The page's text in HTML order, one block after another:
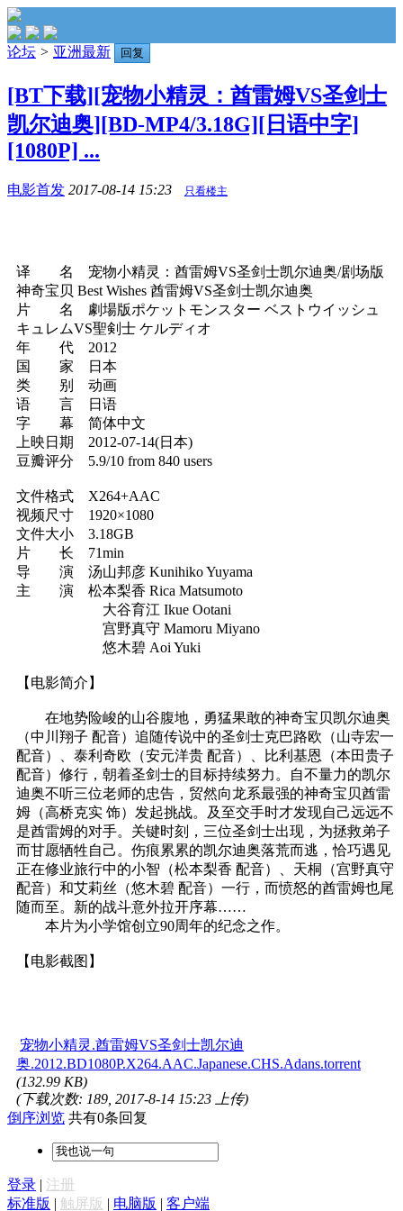
论坛 > 亚洲最新 回复
[BT下载][宠物小精灵：酋雷姆VS圣剑士
凯尔迪奥][BD-MP4/3.18G][日语中字]
[1080P] ...
电影首发 2017-08-14 15:23 只看楼主
译 名 宠物小精灵：酋雷姆VS圣剑士凯尔迪奥/剧场版
神奇宝贝 Best Wishes 酋雷姆VS圣剑士凯尔迪奥
片 名 劇場版ポケットモンスター ベストウイッシュ
キュレムVS聖剣士 ケルディオ
年 代 2012
国 家 日本
类 别 动画
语 言 日语
字 幕 简体中文
上映日期 2012-07-14(日本)
豆瓣评分 5.9/10 from 840 users
文件格式 X264+AAC
视频尺寸 1920×1080
文件大小 3.18GB
片 长 71min
导 演 汤山邦彦 Kunihiko Yuyama
主 演 松本梨香 Rica Matsumoto
大谷育江 Ikue Ootani
宫野真守 Mamoru Miyano
悠木碧 Aoi Yuki
【电影简介】
在地势险峻的山谷腹地，勇猛果敢的神奇宝贝凯尔迪奥
（中川翔子 配音）追随传说中的圣剑士克巴路欧（山寺宏一
配音）、泰利奇欧（安元洋贵 配音）、比利基恩（本田贵子
配音）修行，朝着圣剑士的目标持续努力。自不量力的凯尔
迪奥不听三位老师的忠告，贸然向龙系最强的神奇宝贝酋雷
姆（高桥克实 饰）发起挑战。及至交手时才发现自己远远不
是酋雷姆的对手。关键时刻，三位圣剑士出现，为拯救弟子
而甘愿牺牲自己。伤痕累累的凯尔迪奥落荒而逃，恰巧遇见
正在修业旅行中的小智（松本梨香 配音）、天桐（宫野真守
配音）和艾莉丝（悠木碧 配音）一行，而愤怒的酋雷姆也尾
随而至。新的战斗意外拉开序幕……
本片为小学馆创立90周年的纪念之作。
【电影截图】
宠物小精灵.酋雷姆VS圣剑士凯尔迪
奥.2012.BD1080P.X264.AAC.Japanese.CHS.Adans.torrent
(132.99 KB)
(下载次数: 189, 2017-8-14 15:23 上传)
倒序浏览 共有0条回复
登录 | 注册
标准版 | 触屏版 | 电脑版 | 客户端